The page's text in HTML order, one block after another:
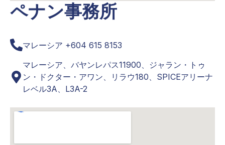
ペナン事務所
マレーシア +604 615 8153
マレーシア、バヤンレパス11900、ジャラン・トゥ
ン・ドクター・アワン、リラウ180、SPICEアリーナ
レベル3A、L3A-2